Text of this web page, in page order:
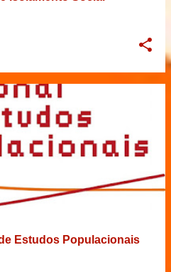
Estudos Populacionais